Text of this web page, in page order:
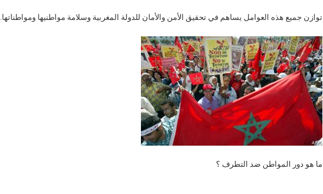
توازن جميع هذه العوامل يساهم في تحقيق الأمن والأمان للدولة المغربية وسلامة مواطنيها ومواطناتها.
ما هو دور المواطن ضد التطرف ؟